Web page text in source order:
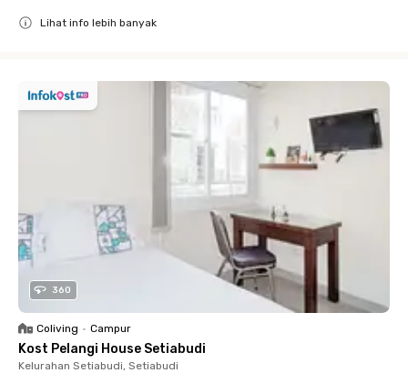
Lihat info lebih banyak
360
Coliving • Campur
Kost Pelangi House Setiabudi
Kelurahan Setiabudi, Setiabudi